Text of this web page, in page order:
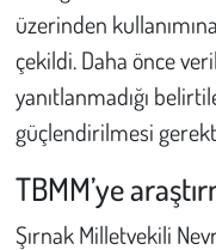
üzerinden
çekildi. Daha önce
yanıtlanmadığı
güçlendirilmesi
TBMM’ye
Şırnak Milletvekili